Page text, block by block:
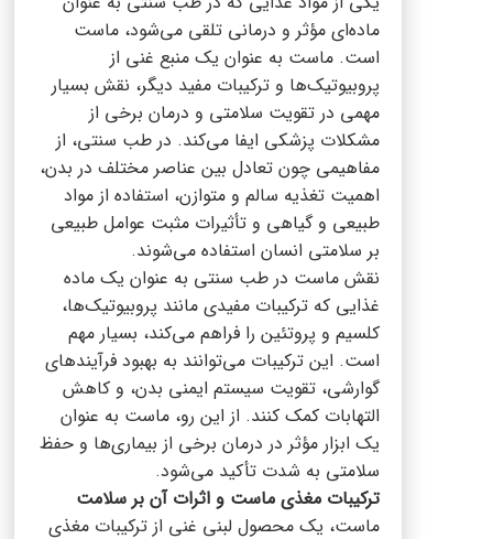
ماده‌ای مؤثر و درمانی تلقی می‌شود، ماست
است. ماست به عنوان یک منبع غنی از
پروبیوتیک‌ها و ترکیبات مفید دیگر، نقش بسیار
مهمی در تقویت سلامتی و درمان برخی از
مشکلات پزشکی ایفا می‌کند. در طب سنتی، از
مفاهیمی چون تعادل بین عناصر مختلف در بدن،
اهمیت تغذیه سالم و متوازن، استفاده از مواد
طبیعی و گیاهی و تأثیرات مثبت عوامل طبیعی
بر سلامتی انسان استفاده می‌شوند.
نقش ماست در طب سنتی به عنوان یک ماده
غذایی که ترکیبات مفیدی مانند پروبیوتیک‌ها،
کلسیم و پروتئین را فراهم می‌کند، بسیار مهم
است. این ترکیبات می‌توانند به بهبود فرآیندهای
گوارشی، تقویت سیستم ایمنی بدن، و کاهش
التهابات کمک کنند. از این رو، ماست به عنوان
یک ابزار مؤثر در درمان برخی از بیماری‌ها و حفظ
سلامتی به شدت تأکید می‌شود.
ترکیبات مغذی ماست و اثرات آن بر سلامت
ماست، یک محصول لبنی غنی از ترکیبات مغذی